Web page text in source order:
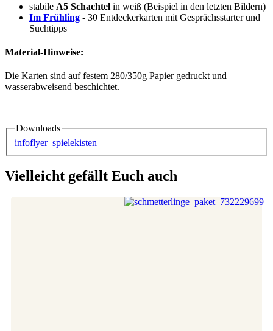
stabile A5 Schachtel in weiß (Beispiel in den letzten Bildern)
Im Frühling - 30 Entdeckerkarten mit Gesprächsstarter und
Suchtipps
Material-Hinweise:
Die Karten sind auf festem 280/350g Papier gedruckt und
wasserabweisend beschichtet.
Downloads
infoflyer_spielekisten
Vielleicht gefällt Euch auch